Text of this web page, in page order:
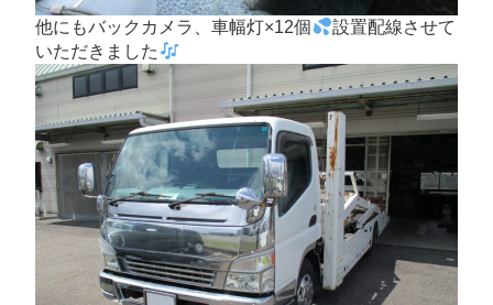
他にもバックカメラ、車幅灯×12個
設置配線させて
いただきました